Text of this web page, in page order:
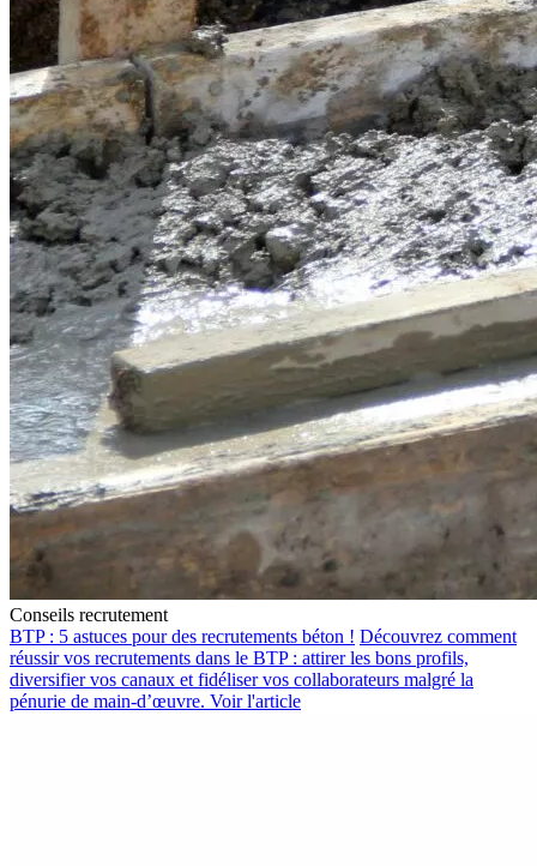
Conseils recrutement
BTP : 5 astuces pour des recrutements béton ! Découvrez comment
réussir vos recrutements dans le BTP : attirer les bons profils,
diversifier vos canaux et fidéliser vos collaborateurs malgré la
pénurie de main-d’œuvre. Voir l'article